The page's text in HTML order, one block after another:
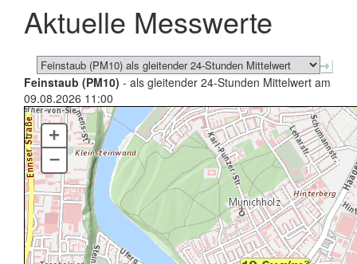
schließen
Aktuelle Messwerte
Feinstaub (PM10) - als gleitender 24-Stunden Mittelwert am
09.08.2026 11:00
+
–